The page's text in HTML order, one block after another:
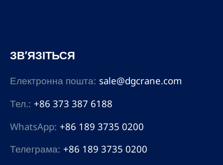
ЗВ’ЯЗІТЬСЯ
Електронна пошта: sale@dgcrane.com
Тел.: +86 373 387 6188
WhatsApp: +86 189 3735 0200
Телеграма: +86 189 3735 0200